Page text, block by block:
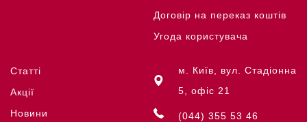
Договір на переказ коштів
Угода користувача
Статті
Акції
Новини
м. Київ, вул. Стадіонна
5, офіс 21
(044) 355 53 46